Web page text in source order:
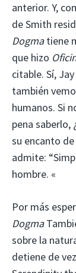
anterior. Y,
de Smith
Dogmatiene
que hizo
citable. Sí,
también
humanos. Si
pena saberlo,
su encanto
admite:
hombre. «
Por más
Dogma
sobre la
detiene de